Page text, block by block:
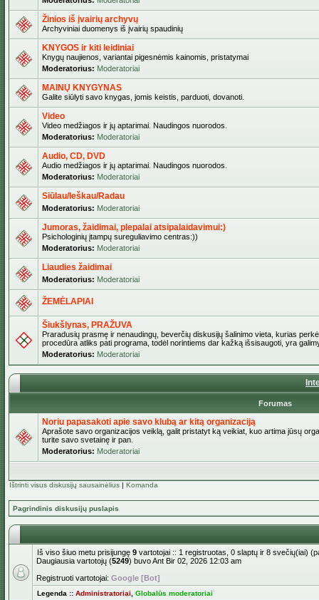
Žinios iš įvairių archyvų
Archyviniai duomenys iš įvairių spaudinių
KNYGOS ir kiti leidiniai
Knygų naujienos, variantai pigesnėmis kainomis, pristatymai
Moderatorius: Moderatoriai
MAINŲ KNYGYNAS
Galite siūlyti savo knygas, jomis keistis, parduoti, dovanoti.
Video
Video medžiagos ir jų aptarimai. Naudingos nuorodos.
Moderatorius: Moderatoriai
Audio, CD, DVD
Audio medžiagos ir jų aptarimai. Naudingos nuorodos.
Moderatorius: Moderatoriai
Siūlau/Ieškau/Radau
Moderatorius: Moderatoriai
Jumoras, žaidimai, plepalai atsipalaidavimui:)
Psichologinių įtampų sureguliavimo centras:))
Moderatorius: Moderatoriai
Liaudies žaidimai
Moderatorius: Moderatoriai
ŽEMĖLAPIAI
Šiukšlynas, PRAŽUVA
Praradusių prasmę ir nenaudingų, beverčių diskusijų šalinimo vieta, kurias
procedūra atliks pati programa, todėl norintiems dar kažką išsisaugoti, yra
Moderatorius: Moderatoriai
Forumas
Noriu papasakoti apie savo klubą ar kitą organizaciją
Aprašote savo organizacijos veiklą, galit pristatyt ką veikiat, kuo artima jūsų
turite savo svetainę ir pan.
Moderatorius: Moderatoriai
Ištrinti visus diskusijų sausainėlius | Komanda
Pagrindinis diskusijų puslapis
Iš viso šiuo metu prisijungę 9 vartotojai :: 1 registruotas, 0 slaptų ir 8 svečių(iai)
Daugiausia vartotojų (5249) buvo Ant Bir 02, 2026 12:03 am
Registruoti vartotojai: Google [Bot]
Legenda :: Administratoriai Globalūs moderatoriai